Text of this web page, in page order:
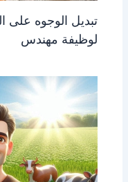
تبديل الوجوه على
لوظيفة مهندس